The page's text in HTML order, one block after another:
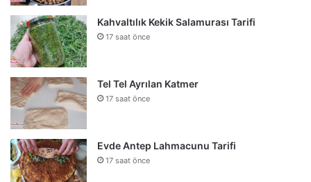
Kahvaltılık Kekik Salamurası Tarifi
17 saat önce
Tel Tel Ayrılan Katmer
17 saat önce
Evde Antep Lahmacunu Tarifi
17 saat önce